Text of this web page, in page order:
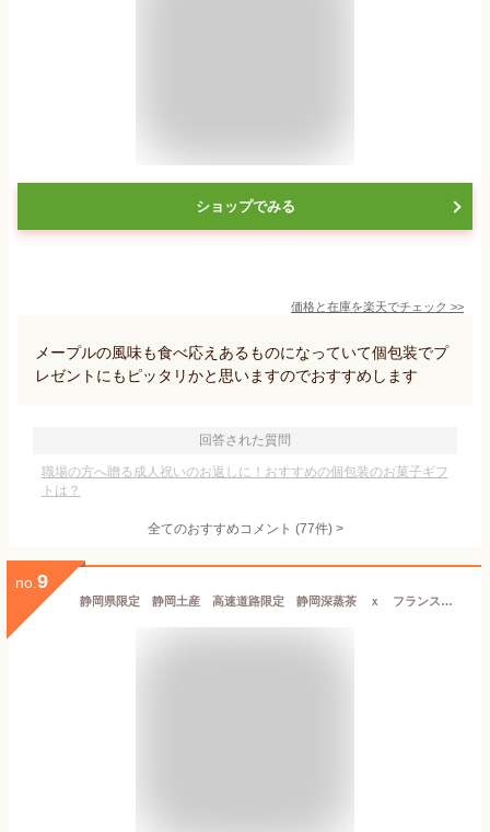
ショップでみる
価格と在庫を楽天でチェック >>
メープルの風味も食べ応えあるものになっていて個包装でプ
レゼントにもピッタリかと思いますのでおすすめします
回答された質問
職場の方へ贈る成人祝いのお返しに！おすすめの個包装のお菓子ギフ
トは？
全てのおすすめコメント (77件) >
no. 9
静岡県限定 静岡土産 高速道路限定 静岡深蒸茶 ｘ フランス産チーズ ガトーポルト Le Cadeau de Marot Gateau Porte チョコレートサンドクッキー 準チョコレート菓子 ６個入り